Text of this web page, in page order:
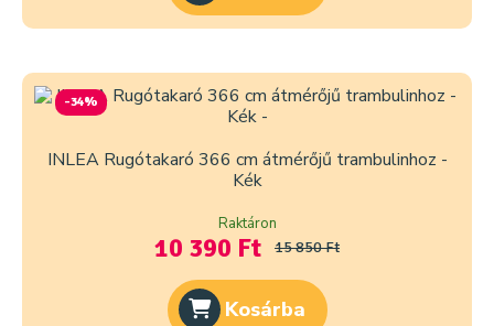
-34%
INLEA Rugótakaró 366 cm átmérőjű trambulinhoz -
Kék
Raktáron
10 390 Ft 15 850 Ft
Kosárba